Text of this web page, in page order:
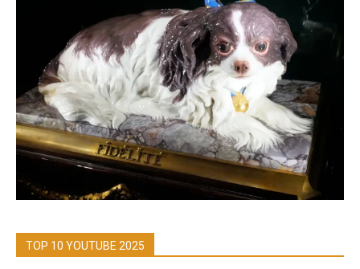
TOP 10 YOUTUBE 2025